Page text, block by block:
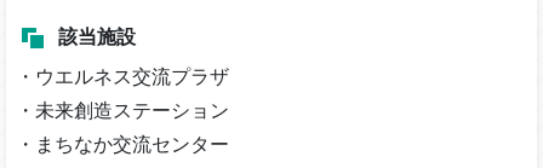
該当施設
・ウエルネス交流プラザ
・未来創造ステーション
・まちなか交流センター